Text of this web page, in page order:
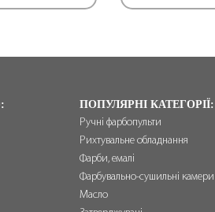
ПОПУЛЯРНІ КАТЕГОРІЇ:
Ручні фарбопульти
Рихтувальне обладнання
Фарби, емалі
Фарбувально-сушильні камери
Масло